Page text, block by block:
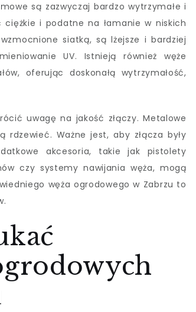
są zazwyczaj bardzo wytrzymałe i
i podatne na łamanie w niskich
siatką, są lżejsze i bardziej
UV. Istnieją również węże
oferując doskonałą wytrzymałość,
uwagę na jakość złączy. Metalowe
rdzewieć. Ważne jest, aby złącza były
akcesoria, takie jak pistolety
czy systemy nawijania węża, mogą
węża ogrodowego w Zabrzu to